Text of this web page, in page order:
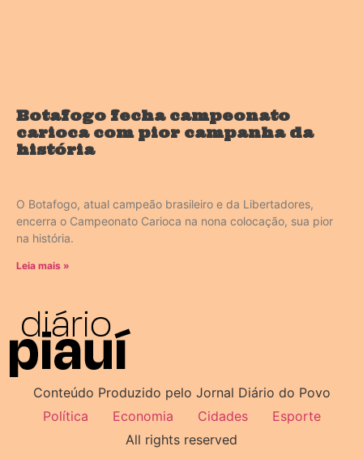
Botafogo fecha campeonato
carioca com pior campanha da
história
O Botafogo, atual campeão brasileiro e da Libertadores,
encerra o Campeonato Carioca na nona colocação, sua pior
na história.
Leia mais »
Conteúdo Produzido pelo Jornal Diário do Povo
Política
Economia Cidades
Esporte
All rights reserved